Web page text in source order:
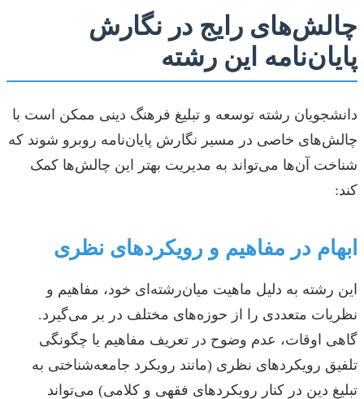
چالش‌های رایج در نگارش
پایان‌نامه این رشته
دانشجویان رشته توسعه و تبلیغ فرهنگ دینی ممکن است با
چالش‌های خاصی در مسیر نگارش پایان‌نامه روبرو شوند که
شناخت آن‌ها می‌تواند به مدیریت بهتر این چالش‌ها کمک
کند:
ابها‌م در مفاهیم و رویکردهای نظری
این رشته به دلیل ماهیت میان‌رشته‌ای خود، مفاهیم و
نظریات متعددی را از حوزه‌های مختلف در بر می‌گیرد.
گاهی اوقات، عدم وضوح در تعریف مفاهیم یا چگونگی
تلفیق رویکردهای نظری (مانند رویکرد جامعه‌شناختی به
تبلیغ دین در کنار رویکردهای فقهی و کلامی) می‌تواند